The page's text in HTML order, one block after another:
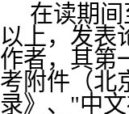
在读期
以上，发表
作者，其第
考附件（北
录》、"中